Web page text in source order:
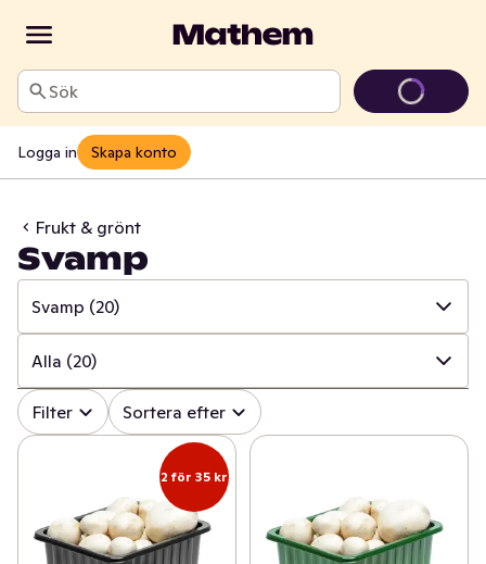
Sök
Logga in Skapa konto
Frukt & grönt
Svamp
Svamp (20)
✓ Alla (317)
✓ Grönsaker (118)
Potatis & lök (50)
✓ Kålväxter (25)
Alla (20)
✓ Alla (20)
Skogschampinjoner (2)
Shi-Take-svamp (1)
Filter Sortera efter
2 för 35 kr